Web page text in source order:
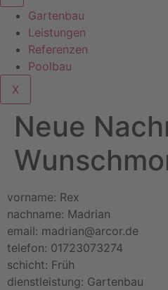
Gartenbau
Leistungen
Referenzen
Poolbau
X
Neue
vorname: Rex
nachname: Madrian
email: madrian@arcor.de
telefon: 01723073274
schicht: Früh
dienstleistung: Gartenbau